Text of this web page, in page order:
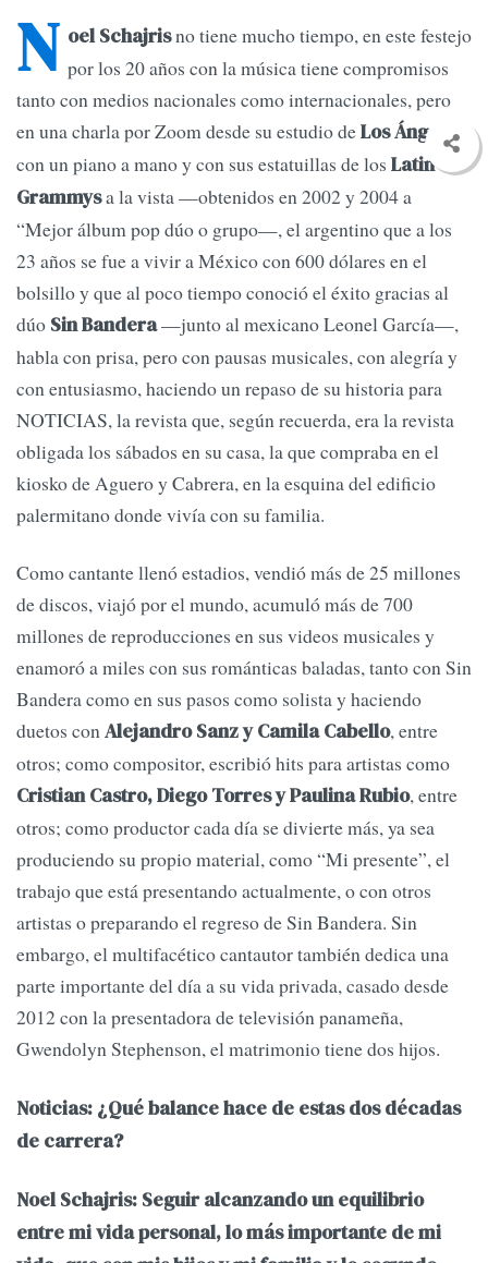
N oel Schajrisno tiene mucho tiempo, en este festejo
por los 20 años con la música tiene compromisos
tanto con medios nacionales como internacionales, pero
en una charla por Zoom desde su estudio deLos Ángeles
con un piano a mano y con sus estatuillas de los Latin
Grammysa la vista —obtenidos en 2002 y 2004 a
“Mejor álbum pop dúo o grupo—, el argentino que a los
23 años se fue a vivir a México con 600 dólares en el
bolsillo y que al poco tiempo conoció el éxito gracias al
dúo Sin Bandera—junto al mexicano Leonel García—,
habla con prisa, pero con pausas musicales, con alegría y
con entusiasmo, haciendo un repaso de su historia para
NOTICIAS, la revista que, según recuerda, era la revista
obligada los sábados en su casa, la que compraba en el
kiosko de Aguero y Cabrera, en la esquina del edificio
palermitano donde vivía con su familia.
Como cantante llenó estadios, vendió más de 25 millones
de discos, viajó por el mundo, acumuló más de 700
millones de reproducciones en sus videos musicales y
enamoró a miles con sus románticas baladas, tanto con Sin
Bandera como en sus pasos como solista y haciendo
duetos conAlejandro Sanz y Camila Cabello, entre
otros; como compositor, escribió hits para artistas como
Cristian Castro, Diego Torres y Paulina Rubio, entre
otros; como productor cada día se divierte más, ya sea
produciendo su propio material, como “Mi presente”, el
trabajo que está presentando actualmente, o con otros
artistas o preparando el regreso de Sin Bandera. Sin
embargo, el multifacético cantautor también dedica una
parte importante del día a su vida privada, casado desde
2012 con la presentadora de televisión panameña,
Gwendolyn Stephenson, el matrimonio tiene dos hijos.
Noticias: ¿Qué balance hace de estas dos décadas
de carrera?
Noel Schajris: Seguir alcanzando un equilibrio
entre mi vida personal, lo más importante de mi